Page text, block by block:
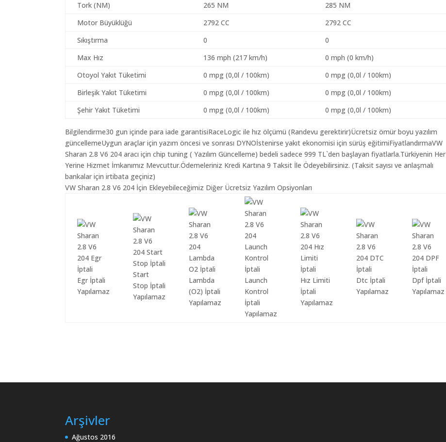
Tork (NM)
265 NM
285 NM
Motor Büyüklüğü
2792 CC
2792 CC
Sıkıştırma
0
0
Max Hız
136 mph (217 km/h)
0 mph (0 km/h)
Otoyol Yakıt Tüketimi
0 mpg (0,0l / 100km)
0 mpg (0,0l / 100km)
Birleşik Yakıt Tüketimi
0 mpg (0,0l / 100km)
0 mpg (0,0l / 100km)
Şehir Yakıt Tüketimi
0 mpg (0,0l / 100km) 0 mpg (0,0l / 100km)
Bilgilendirme30 gun içinde para iade garantisiRaceLogic ile hız ölçümü (Randevu gerektirir)Ücretsiz ömür boyu yazılım
güncellemeUygun araçlar için yazım öncesi ve sonrası DYNOİstenirse yakıt ekonomisi için sürüş eğitimiFiyatlandırmaVW
Sharan 2.8 V6 204 aracı için chip tuning ( Yazılım Güncelleme) bedeli sadece 999 TL`den başlayan fiyatlarla.Türkiyenin Her
Yerine Hizmet İmkanımız Mevcuttur.Ödemeleriniz Kredi Kartına 9 Taksit İle Ödeyebilirsiniz. (Taksit sayısı ve anlaşmalı
bankalar için irtibata geçiniz)
VW Sharan 2.8 V6 204 İçin Ekleyebileceğimiz Diğer Ücretsiz Yazılım Opsiyonları
Egr İptali
Yapılamaz
Start
Stop İptali
Yapılamaz
Lambda
(O2) İptali
Yapılamaz
Launch
Kontrol
İptali
Yapılamaz
Hız Limiti
İptali
Yapılamaz
Dtc İptali
Yapılamaz
Dpf İptali
Yapılamaz
Arşivler
Ağustos 2016